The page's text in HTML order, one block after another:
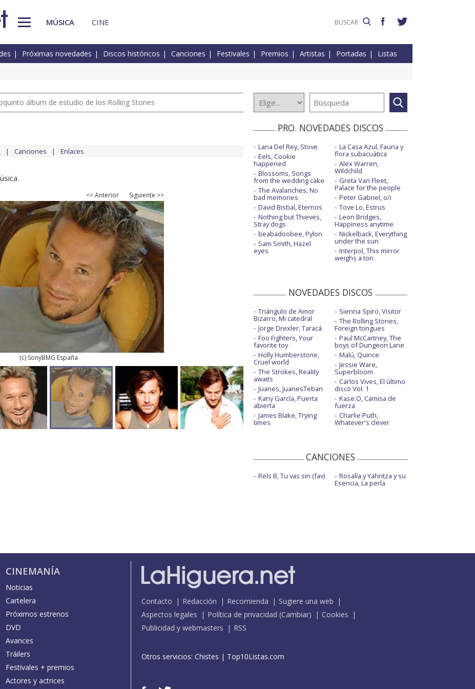
MÚSICA CINE
Próximas novedades Discos históricos Canciones Festivales Premios Artistas Portadas Listas
álbum de estudio de los Rolling Stones
Canciones Enlaces
<< Anterior Siguiente >>
(c) SonyBMG España
PRO. NOVEDADES DISCOS
Lana Del Rey, Stove
Eels, Cookie
happened
Blossoms, Songs
from the wedding cake
The Avalanches, No
bad memories
David Bisbal, Eternos
Nothing but Thieves,
Stray dogs
beabadoobee, Pylon
Sam Smith, Hazel
eyes
La Casa Azul, Fauna y
flora subacuática
Alex Warren,
Wildchild
Greta Van Fleet,
Palace for the people
Peter Gabriel, o/i
Tove Lo, Estrus
Leon Bridges,
Happiness anytime
Nickelback, Everything
under the sun
Interpol, This mirror
weighs a ton
NOVEDADES DISCOS
Triángulo de Amor
Bizarro, Mi catedral
Jorge Drexler, Taracá
Foo Fighters, Your
favorite toy
Holly Humberstone,
Cruel world
The Strokes, Reality
awaits
Juanes, JuanesTeban
Kany García, Puerta
abierta
James Blake, Trying
times
Sienna Spiro, Visitor
The Rolling Stones,
Foreign tongues
Paul McCartney, The
boys of Dungeon Lane
Malú, Quince
Jessie Ware,
Superbloom
Carlos Vives, El último
disco Vol. 1
Kase.O, Camisa de
fuerza
Charlie Puth,
Whatever's clever
CANCIONES
Rels B, Tu vas sin (fav) Rosalía y Yahritza y su
Esencia, La perla
CINEMANÍA
Noticias
Cartelera
Próximos estrenos
DVD
Avances
Tráilers
Festivales + premios
Actores y actrices
Contacto Redacción Recomienda
Sugiere una web
Aspectos legales
Política de privacidad (Cambiar)
Cookies
Publicidad y webmasters
RSS
Otros servicios: Chistes | Top10Listas.com